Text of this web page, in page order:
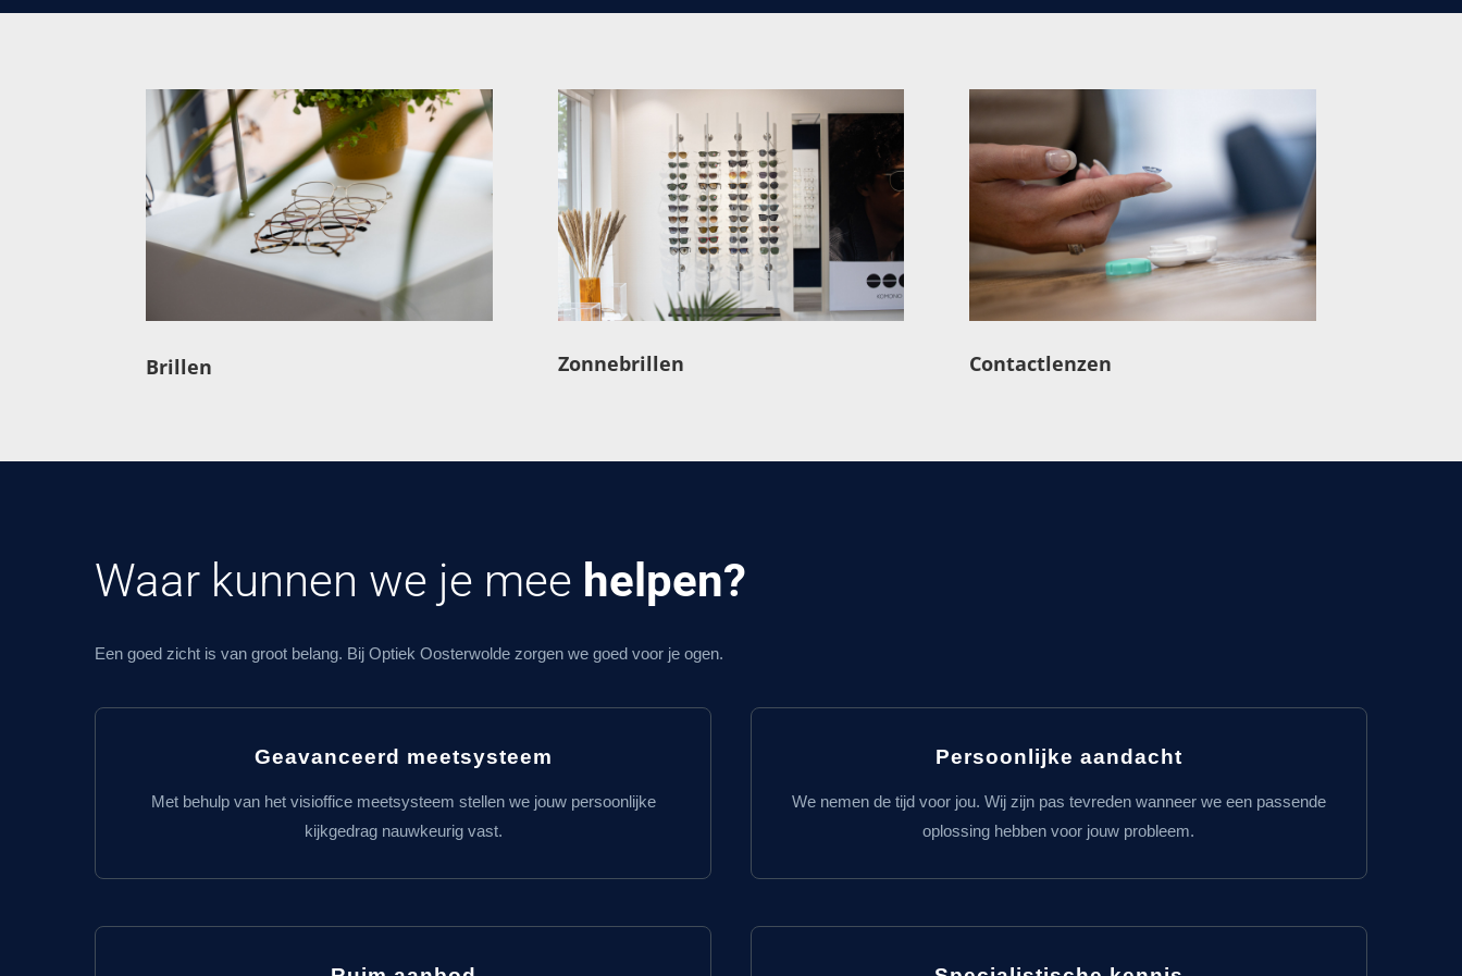
Brillen Zonnebrillen Contactlenzen
Waar kunnen we je mee helpen?
Een goed zicht is van groot belang. Bij Optiek Oosterwolde zorgen we goed voor je ogen.
Geavanceerd meetsysteem
Met behulp van het visioffice meetsysteem stellen we jouw persoonlijke
kijkgedrag nauwkeurig vast.
Persoonlijke aandacht
We nemen de tijd voor jou. Wij zijn pas tevreden wanneer we een passende
oplossing hebben voor jouw probleem.